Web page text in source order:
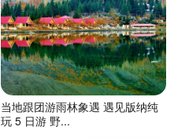
当地跟团游雨林象遇 遇见版纳纯
玩 5 日游 野...